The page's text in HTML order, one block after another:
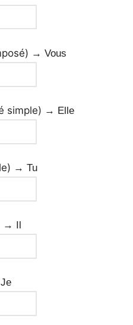
→ Vous
simple) → Elle
→ Tu
→ Il